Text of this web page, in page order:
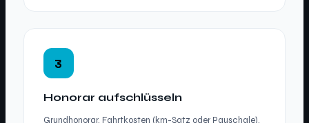
3
Honorar aufschlüsseln
Grundhonorar, Fahrtkosten (km-Satz oder Pauschale),